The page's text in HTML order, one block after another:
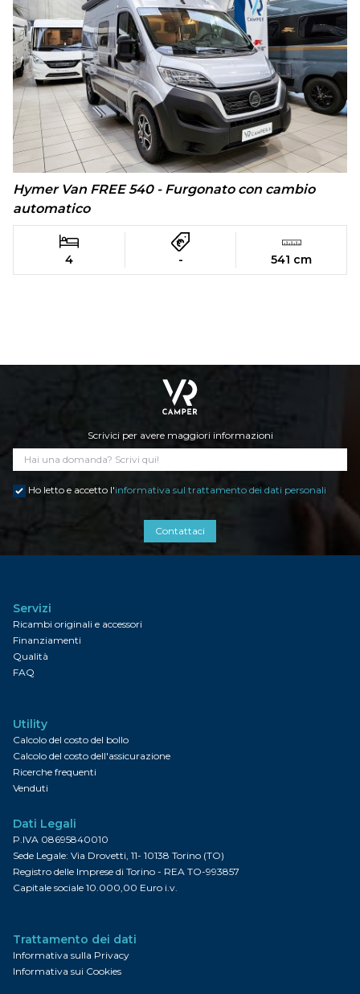
Hymer Van FREE 540 - Furgonato con cambio
automatico
4 - 541 cm
Scrivici per avere maggiori informazioni
Ho letto e accetto l'informativa sul trattamento dei dati personali
Contattaci
Servizi
Ricambi originali e accessori
Finanziamenti
Qualità
FAQ
Utility
Calcolo del costo del bollo
Calcolo del costo dell'assicurazione
Ricerche frequenti
Venduti
Dati Legali
P.IVA 08695840010
Sede Legale: Via Drovetti, 11- 10138 Torino (TO)
Registro delle Imprese di Torino - REA TO-993857
Capitale sociale 10.000,00 Euro i.v.
Trattamento dei dati
Informativa sulla Privacy
Informativa sui Cookies